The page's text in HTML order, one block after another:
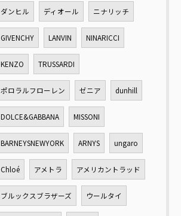
ダンヒル ディオール ニナリッチ
GIVENCHY LANVIN NINARICCI
KENZO TRUSSARDI
ポロラルフローレン ゼニア dunhill
DOLCE&GABBANA MISSONI
BARNEYSNEWYORK ARNYS ungaro
Chloé アメトラ アメリカントラッド
ブルックスブラザーズ ウールタイ